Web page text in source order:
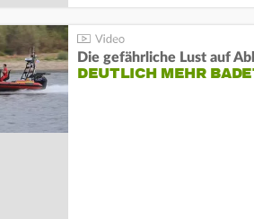
Die gefährliche Lust auf
DEUTLICH MEHR